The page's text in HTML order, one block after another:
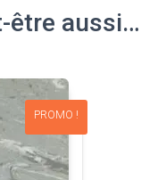
être aussi…
PROMO !